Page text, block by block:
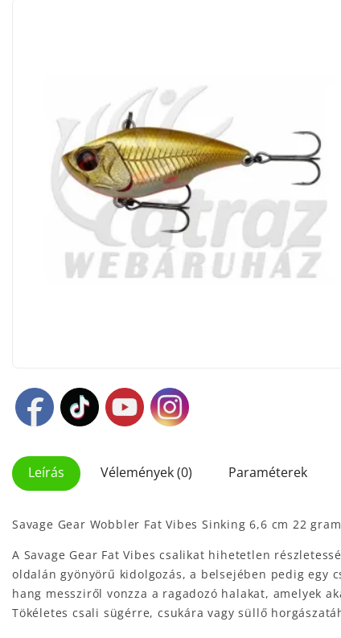
Leírás Vélemények (0) Paraméterek
Savage Gear Wobbler Fat Vibes Sinking 6,6 cm 22
A Savage Gear Fat Vibes csalikat hihetetlen
oldalán gyönyörű kidolgozás, a belsejében pedig egy
hang messziről vonzza a ragadozó halakat, amelyek
Tökéletes csali sügérre, csukára vagy süllő